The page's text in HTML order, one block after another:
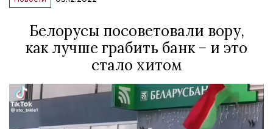
Белорусы посоветовали вору,
как лучше грабить банк − и это
стало хитом